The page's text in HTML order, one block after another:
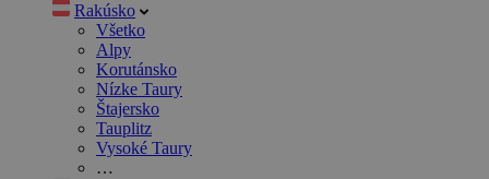
Rakúsko
Všetko
Alpy
Korutánsko
Nízke Taury
Štajersko
Tauplitz
Vysoké Taury
…